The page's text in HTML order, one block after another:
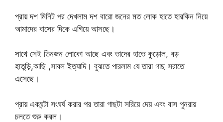
প্রায় দশ মিনিট পর দেখলাম দশ বারো জনের মত লোক হাতে হারকিন নিয়ে
আমাদের বাসের দিকে এগিয়ে আসছে।
সাথে সেই তিনজন লোকো আছে এবং তাদের হাতে কুড়োল, বড়
হাতুড়ি,কাছি ,সাবল ইত্যাদি। বুঝতে পারলাম যে তারা গাছ সরাতে
এসেছে।
প্রায় একঘন্টা সংঘর্ষ করার পর তারা গাছটা সরিয়ে দেয় এবং বাস পুনরায়
চলতে শুরু করল।